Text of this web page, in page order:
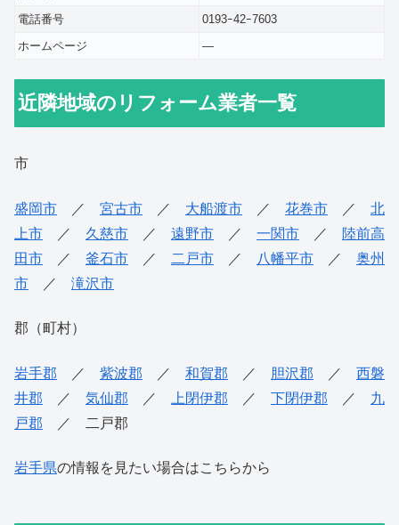
電話番号
0193ｰ42ｰ7603
ホームページ
―
近隣地域のリフォーム業者一覧
市
盛岡市 ／ 宮古市 ／ 大船渡市 ／ 花巻市 ／ 北
上市 ／ 久慈市 ／ 遠野市 ／ 一関市 ／
陸前高
田市 ／ 釜石市 ／ 二戸市 ／ 八幡平市 ／ 奥州
市 ／ 滝沢市
郡（町村）
岩手郡 ／ 紫波郡 ／ 和賀郡 ／ 胆沢郡 ／ 西磐
井郡 ／ 気仙郡 ／ 上閉伊郡 ／ 下閉伊郡 ／ 九
戸郡 ／ 二戸郡
岩手県の情報を見たい場合はこちらから